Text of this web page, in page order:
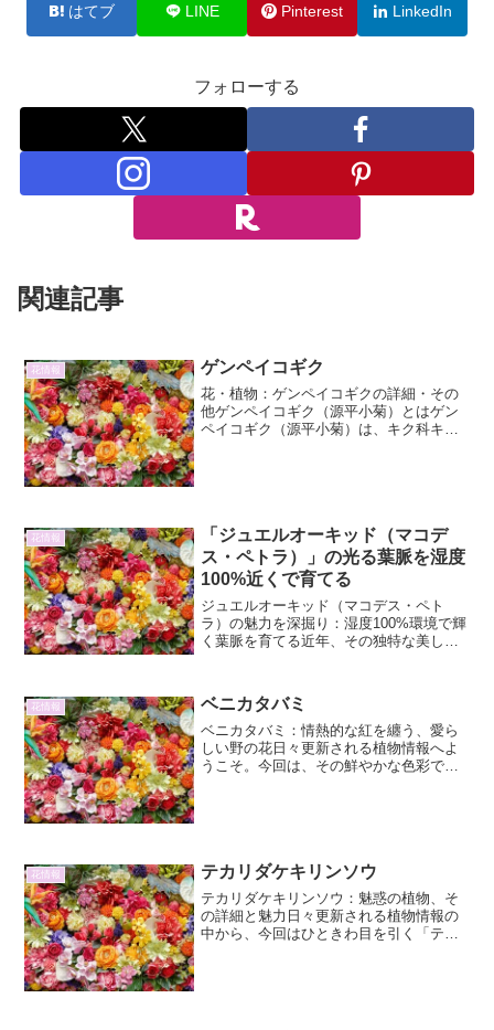
はてブ LINE Pinterest LinkedIn
フォローする
関連記事
花情報 ゲンペイコギク
花・植物：ゲンペイコギクの詳細・その
他ゲンペイコギク（源平小菊）とはゲン
ペイコギク（源平小菊）は、キク科キク
花情報
「ジュエルオーキッド（マコデ
ス・ペトラ）」の光る葉脈を湿度
100%近くで育てる
ジュエルオーキッド（マコデス・ペト
ラ）の魅力を深掘り：湿度100%環境で輝
く葉脈を育てる近年、その独特な美しさ
は、まるで宝石のような光沢を放つ葉脈
が最大の特徴です。この輝...
花情報 ベニカタバミ
ベニカタバミ：情熱的な紅を纏う、愛ら
しい野の花日々更新される植物情報へよ
うこそ。今回は、その鮮やかな色彩で私
花情報 テカリダケキリンソウ
テカリダケキリンソウ：魅惑の植物、そ
の詳細と魅力日々更新される植物情報の
中から、今回はひときわ目を引く「テカ